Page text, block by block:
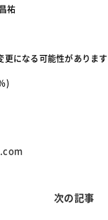
祐
になる可能性があります
)
次の記事